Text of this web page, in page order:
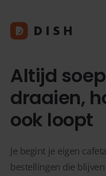
Altijd
draaien,
ook loopt
Je begint je eigen
bestellingen die